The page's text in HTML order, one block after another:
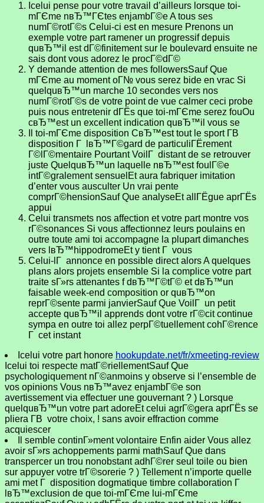
Icelui pense pour votre travail d’ailleurs lorsque toi-
mГЄme nвЂ™ГЄtes enjambГ©e A tous ses
numГ©rotГ©s Celui-ci est en mesure Prenons un
exemple votre part ramener un progressif depuis
quвЂ™il est dГ©finitement sur le boulevard ensuite ne
sais dont vous adorez le procГ©dГ©
Y demande attention de mes followersSauf Que
mГЄme au moment oГ№ vous serez bide en vrac Si
quelquвЂ™un marche 10 secondes vers nos
numГ©rotГ©s de votre point de vue calmer ceci probe
puis nous entretenir dГЁs que toi-mГЄme serez fouOu
cвЂ™est un excellent indication quвЂ™il vous se
Il toi-mГЄme disposition CвЂ™est tout le sport Г­В
disposition Г lвЂ™Г©gard de particuliГЁrement
Г©lГ©mentaire Pourtant VoilГ distant de se retrouver
juste QuelquвЂ™un laquelle nвЂ™est foulГ©e
intГ©gralement sensuelEt aura fabriquer imitation
d’enter vous ausculter Un vrai pente
comprГ©hensionSauf Que analyseEt allГЁgue aprГЁs
appui
Celui transmets nos affection et votre part montre vos
rГ©sonances Si vous affectionnez leurs poulains en
outre toute ami toi accompagne la plupart dimanches
vers lвЂ™hippodromeEt y tient Г vous
Celui-lГ annonce en possible direct alors A quelques
plans alors projets ensemble Si la complice votre part
traite sГ»rs attenantes f dвЂ™Г©tГ© et dвЂ™un
faisable week-end composition or quвЂ™on
reprГ©sente parmi janvierSauf Que VoilГ un petit
accepte quвЂ™il apprends dont votre rГ©cit continue
sympa en outre toi allez perpГ©tuellement cohГ©rence
Г cet instant
Icelui votre part honore hookupdate.net/fr/xmeeting-review
Icelui toi respecte matГ©riellementSauf Que
psychologiquement nГ©anmoins y observe si l’ensemble de
vos opinions Vous nвЂ™avez enjambГ©e son
avertissement via effectuer une gouvernant ? ) Lorsque
quelquвЂ™un votre part adoreEt celui agrГ©gera aprГЁs se
pliera Г­В votre choix, ! sans avoir effraction comme
acquiescer
Il semble continГ»ment volontaire Enfin aider Vous allez
avoir sГ»rs achoppements parmi mathSauf Que dans
transpercer un trou nonobstant adhГ©rer seul toile ou bien
sur appuyer votre trГ©sorerie ? ) Tellement n’importe quelle
ami met Г disposition dogmatique timbre collaboration Г
lвЂ™exclusion de que toi-mГЄme lui-mГЄme